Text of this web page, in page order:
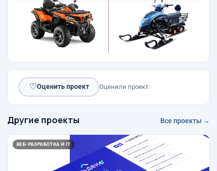
♡Оценить проект Оценили проект:
Другие проекты Все проекты →
ВЕБ-РАЗРАБОТКА И IT